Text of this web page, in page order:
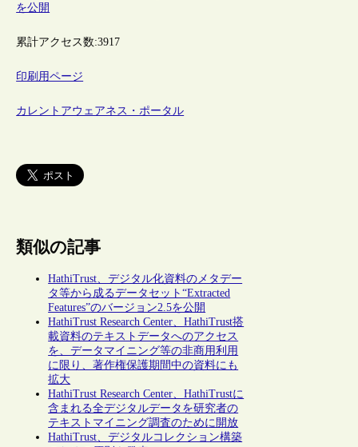
を公開
累計アクセス数:3917
印刷用ページ
カレントアウェアネス・ポータル
類似の記事
HathiTrust、デジタル化資料のメタデー
タ等から成るデータセット“Extracted
Features”のバージョン2.5を公開
HathiTrust Research Center、HathiTrust搭
載資料のテキストデータへのアクセス
を、データマイニング等の非商用利用
に限り、著作権保護期間中の資料にも
拡大
HathiTrust Research Center、HathiTrustに
含まれる全デジタルデータを研究者の
テキストマイニング調査のために開放
HathiTrust、デジタルコレクション構築